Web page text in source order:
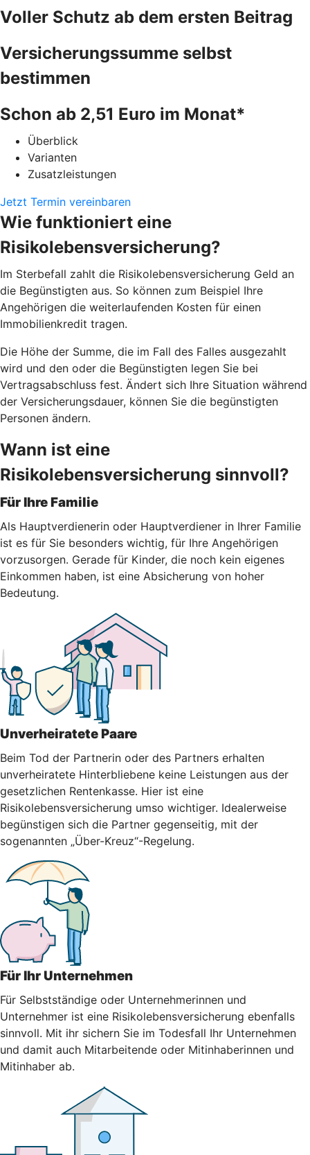
Voller Schutz ab dem ersten Beitrag
Versicherungssumme selbst
bestimmen
Schon ab 2,51 Euro im Monat*
Überblick
Varianten
Zusatzleistungen
Jetzt Termin vereinbaren
Wie funktioniert eine
Risikolebensversicherung?
Im Sterbefall zahlt die Risikolebensversicherung Geld an
die Begünstigten aus. So können zum Beispiel Ihre
Angehörigen die weiterlaufenden Kosten für einen
Immobilienkredit tragen.
Die Höhe der Summe, die im Fall des Falles ausgezahlt
wird und den oder die Begünstigten legen Sie bei
Vertragsabschluss fest. Ändert sich Ihre Situation während
der Versicherungsdauer, können Sie die begünstigten
Personen ändern.
Wann ist eine
Risikolebensversicherung sinnvoll?
Für Ihre Familie
Als Hauptverdienerin oder Hauptverdiener in Ihrer Familie
ist es für Sie besonders wichtig, für Ihre Angehörigen
vorzusorgen. Gerade für Kinder, die noch kein eigenes
Einkommen haben, ist eine Absicherung von hoher
Bedeutung.
Unverheiratete Paare
Beim Tod der Partnerin oder des Partners erhalten
unverheiratete Hinterbliebene keine Leistungen aus der
gesetzlichen Rentenkasse. Hier ist eine
Risikolebensversicherung umso wichtiger. Idealerweise
begünstigen sich die Partner gegenseitig, mit der
sogenannten „Über-Kreuz“-Regelung.
Für Ihr Unternehmen
Für Selbstständige oder Unternehmerinnen und
Unternehmer ist eine Risikolebensversicherung ebenfalls
sinnvoll. Mit ihr sichern Sie im Todesfall Ihr Unternehmen
und damit auch Mitarbeitende oder Mitinhaberinnen und
Mitinhaber ab.